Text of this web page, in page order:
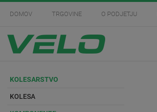
DOMOV TRGOVINE O PODJETJU
KOLESARSTVO
KOLESA